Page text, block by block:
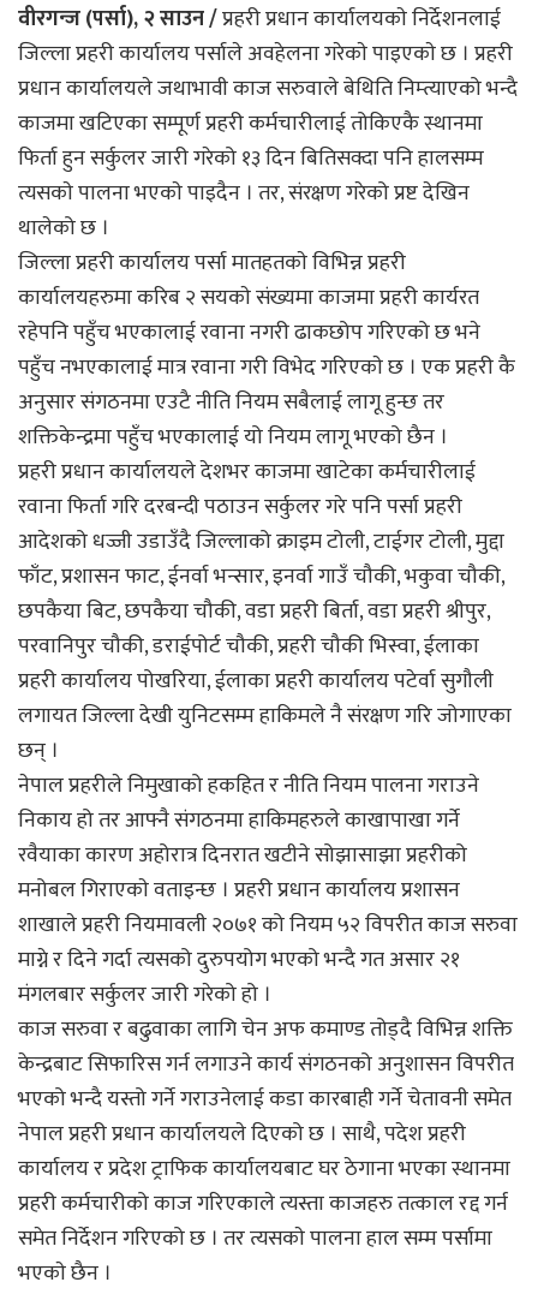
वीरगन्ज (पर्सा), २ साउन /प्रहरी प्रधान कार्यालयकाे निर्देशनलाई
जिल्ला प्रहरी कार्यालय पर्साले अवहेलना गरेकाे पाइएकाे छ । प्रहरी
प्रधान कार्यालयले जथाभावी काज सरुवाले बेथिति निम्त्याएको भन्दै
काजमा खटिएका सम्पूर्ण प्रहरी कर्मचारीलाई तोकिएकै स्थानमा
फिर्ता हुन सर्कुलर जारी गरेको १३ दिन बितिसक्दा पनि हालसम्म
त्यसकाे पालना भएकाे पाइदैन । तर, संरक्षण गरेको प्रष्ट देखिन
थालेको छ ।
जिल्ला प्रहरी कार्यालय पर्सा मातहतकाे विभिन्न प्रहरी
कार्यालयहरुमा करिब २ सयकाे संख्यमा काजमा प्रहरी कार्यरत
रहेपनि पहुँच भएकालाई रवाना नगरी ढाकछोप गरिएको छ भने
पहुँच नभएकालाई मात्र रवाना गरी विभेद गरिएकाे छ । एक प्रहरी कै
अनुसार संगठनमा एउटै नीति नियम सबैलाई लागू हुन्छ तर
शक्तिकेन्द्रमा पहुँच भएकालाई यो नियम लागू भएको छैन ।
प्रहरी प्रधान कार्यालयले देशभर काजमा खाटेका कर्मचारीलाई
रवाना फिर्ता गरि दरबन्दी पठाउन सर्कुलर गरे पनि पर्सा प्रहरी
आदेशको धज्जी उडाउँदै जिल्लाको क्राइम टोली, टाईगर टोली, मुद्दा
फाँट, प्रशासन फाट, ईनर्वा भन्सार, इनर्वा गाउँ चौकी, भकुवा चौकी,
छपकैया बिट, छपकैया चौकी, वडा प्रहरी बिर्ता, वडा प्रहरी श्रीपुर,
परवानिपुर चौकी, डराईपोर्ट चौकी, प्रहरी चौकी भिस्वा, ईलाका
प्रहरी कार्यालय पोखरिया, ईलाका प्रहरी कार्यालय पटेर्वा सुगौली
लगायत जिल्ला देखी युनिटसम्म हाकिमले नै संरक्षण गरि जोगाएका
छन् ।
नेपाल प्रहरीले निमुखाको हकहित र नीति नियम पालना गराउने
निकाय हो तर आफ्नै संगठनमा हाकिमहरुले काखापाखा गर्ने
रवैयाका कारण अहोरात्र दिनरात खटीने सोझासाझा प्रहरीको
मनोबल गिराएकाे वताइन्छ । प्रहरी प्रधान कार्यालय प्रशासन
शाखाले प्रहरी नियमावली २०७१ को नियम ५२ विपरीत काज सरुवा
माग्ने र दिने गर्दा त्यसको दुरुपयोग भएको भन्दै गत असार २१
मंगलबार सर्कुलर जारी गरेको हो ।
काज सरुवा र बढुवाका लागि चेन अफ कमाण्ड तोड्दै विभिन्न शक्ति
केन्द्रबाट सिफारिस गर्न लगाउने कार्य संगठनको अनुशासन विपरीत
भएको भन्दै यस्तो गर्ने गराउनेलाई कडा कारबाही गर्ने चेतावनी समेत
नेपाल प्रहरी प्रधान कार्यालयले दिएको छ । साथै, पदेश प्रहरी
कार्यालय र प्रदेश ट्राफिक कार्यालयबाट घर ठेगाना भएका स्थानमा
प्रहरी कर्मचारीको काज गरिएकाले त्यस्ता काजहरु तत्काल रद्द गर्न
समेत निर्देशन गरिएको छ । तर त्यसकाे पालना हाल सम्म पर्सामा
भएकाे छैन ।